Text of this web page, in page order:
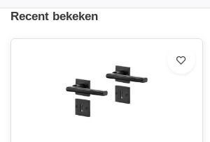
Recent bekeken